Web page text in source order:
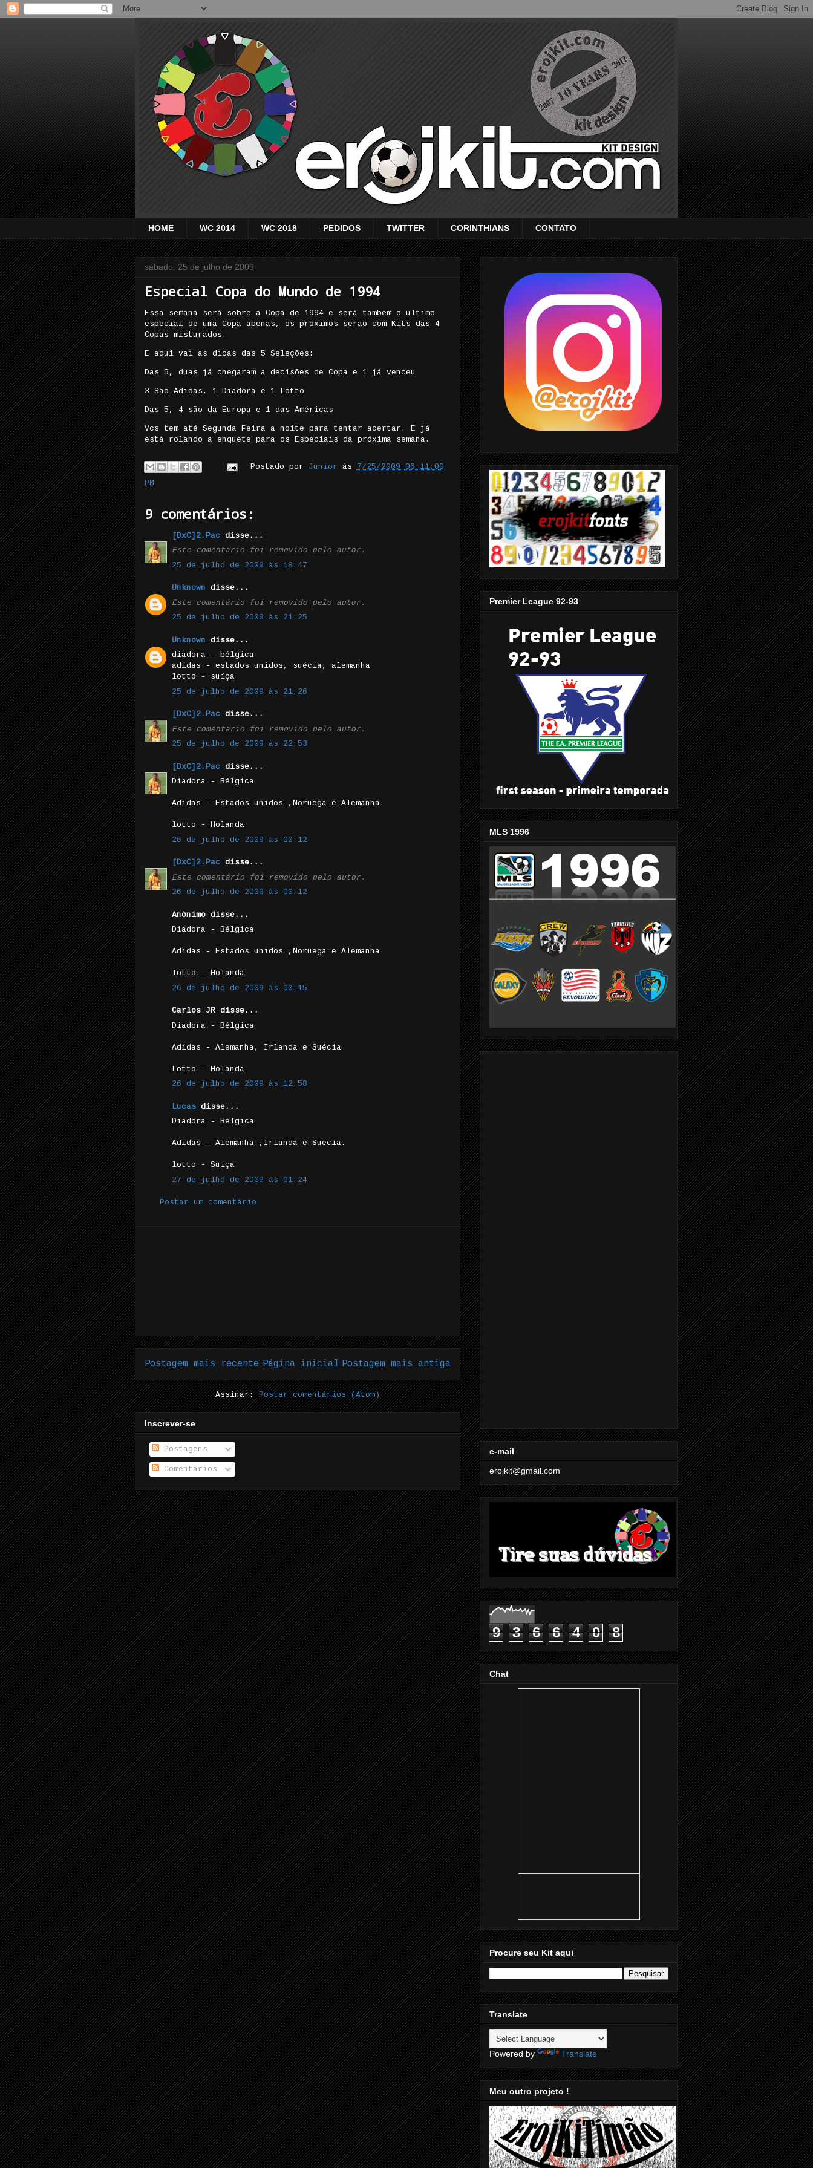
HOME WC 2014 WC 2018 PEDIDOS TWITTER CORINTHIANS CONTATO
sábado, 25 de julho de 2009
Especial Copa do Mundo de 1994
Essa semana será sobre a Copa de 1994 e será também o último
especial de uma Copa apenas, os próximos serão com Kits das 4
Copas misturados.
E aqui vai as dicas das 5 Seleções:
Das 5, duas já chegaram a decisões de Copa e 1 já venceu
3 São Adidas, 1 Diadora e 1 Lotto
Das 5, 4 são da Europa e 1 das Américas
Vcs tem até Segunda Feira a noite para tentar acertar. E já
está rolando a enquete para os Especiais da próxima semana.
Postado por Junior às 7/25/2009 06:11:00
PM
9 comentários:
[DxC]2.Pac disse...
Este comentário foi removido pelo autor.
25 de julho de 2009 às 18:47
Unknown disse...
Este comentário foi removido pelo autor.
25 de julho de 2009 às 21:25
Unknown disse...
diadora - bélgica
adidas - estados unidos, suécia, alemanha
lotto - suíça
25 de julho de 2009 às 21:26
[DxC]2.Pac disse...
Este comentário foi removido pelo autor.
25 de julho de 2009 às 22:53
[DxC]2.Pac disse...
Diadora - Bélgica
Adidas - Estados unidos ,Noruega e Alemanha.
lotto - Holanda
26 de julho de 2009 às 00:12
[DxC]2.Pac disse...
Este comentário foi removido pelo autor.
26 de julho de 2009 às 00:12
Anônimo disse...
Diadora - Bélgica
Adidas - Estados unidos ,Noruega e Alemanha.
lotto - Holanda
26 de julho de 2009 às 00:15
Carlos JR disse...
Diadora - Bélgica
Adidas - Alemanha, Irlanda e Suécia
Lotto - Holanda
26 de julho de 2009 às 12:58
Lucas disse...
Diadora - Bélgica
Adidas - Alemanha ,Irlanda e Suécia.
lotto - Suiça
27 de julho de 2009 às 01:24
Postar um comentário
Postagem mais recente Postagem mais antiga
Página inicial
Assinar:Postar comentários (Atom)
Inscrever-se
Postagens
Comentários
Premier League 92-93
MLS 1996
e-mail
erojkit@gmail.com
9 3 6 6 4 0 8
Chat
Procure seu Kit aqui
Translate
Powered by Translate
Meu outro projeto !